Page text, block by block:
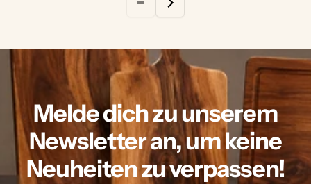
Melde dich zu unserem
Newsletter an, um keine
Neuheiten zu verpassen!